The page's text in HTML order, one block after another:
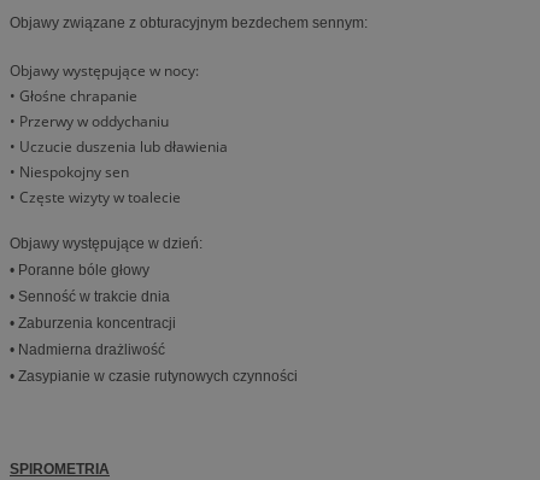
Objawy związane z obturacyjnym bezdechem sennym:
Objawy występujące w nocy:
• Głośne chrapanie
• Przerwy w oddychaniu
• Uczucie duszenia lub dławienia
• Niespokojny sen
• Częste wizyty w toalecie
Objawy występujące w dzień:
• Poranne bóle głowy
• Senność w trakcie dnia
• Zaburzenia koncentracji
• Nadmierna drażliwość
• Zasypianie w czasie rutynowych czynności
SPIROMETRIA